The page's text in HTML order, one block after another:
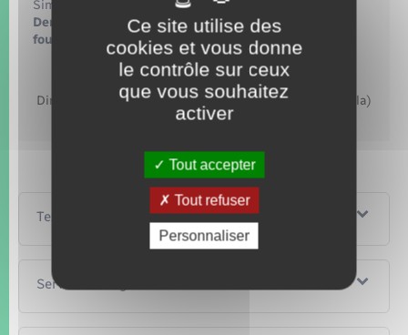
Simulateur
Demande de naturalisation : quels documents
fournir ?
Accéder au simulateur
Direction de l'information légale et administrative (Dila)
– Première ministre
Textes de référence
Services en ligne et formulaires
Ce site utilise des
cookies et vous donne
le contrôle sur ceux
que vous souhaitez
activer
Tout accepter
Tout refuser
Personnaliser